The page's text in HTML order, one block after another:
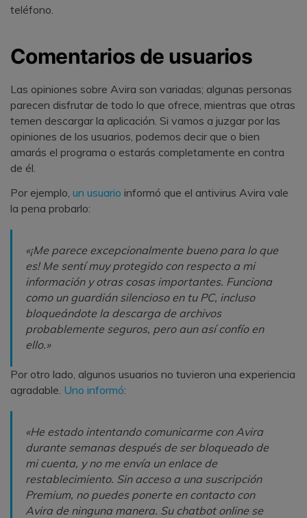
teléfono.
Comentarios de usuarios
Las opiniones sobre Avira son variadas; algunas personas
parecen disfrutar de todo lo que ofrece, mientras que otras
temen descargar la aplicación. Si vamos a juzgar por las
opiniones de los usuarios, podemos decir que o bien
amarás el programa o estarás completamente en contra
de él.
Por ejemplo, un usuario informó que el antivirus Avira vale
la pena probarlo:
«¡Me parece excepcionalmente bueno para lo que
es! Me sentí muy protegido con respecto a mi
información y otras cosas importantes. Funciona
como un guardián silencioso en tu PC, incluso
bloqueándote la descarga de archivos
probablemente seguros, pero aun así confío en
ello.»
Por otro lado, algunos usuarios no tuvieron una experiencia
agradable. Uno informó:
«He estado intentando comunicarme con Avira
durante semanas después de ser bloqueado de
mi cuenta, y no me envía un enlace de
restablecimiento. Sin acceso a una suscripción
Premium, no puedes ponerte en contacto con
Avira de ninguna manera. Su chatbot online se